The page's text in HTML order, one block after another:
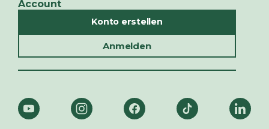
Account
Konto erstellen
Anmelden